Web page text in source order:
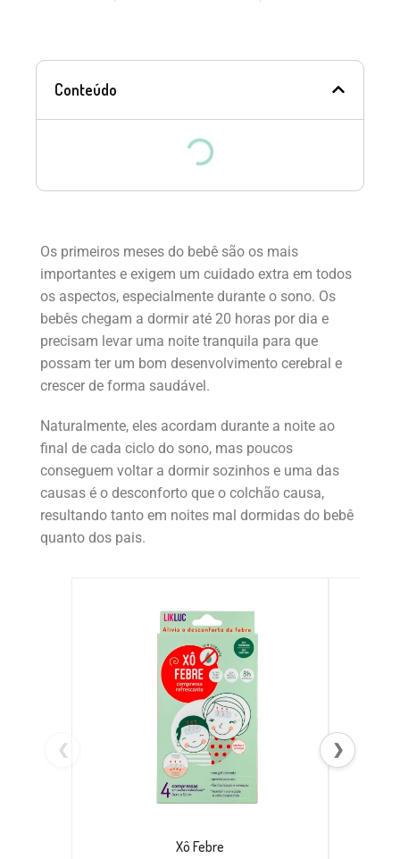
Conteúdo
Os primeiros meses do bebê são os mais
importantes e exigem um cuidado extra em todos
os aspectos, especialmente durante o sono. Os
bebês chegam a dormir até 20 horas por dia e
precisam levar uma noite tranquila para que
possam ter um bom desenvolvimento cerebral e
crescer de forma saudável.
Naturalmente, eles acordam durante a noite ao
final de cada ciclo do sono, mas poucos
conseguem voltar a dormir sozinhos e uma das
causas é o desconforto que o colchão causa,
resultando tanto em noites mal dormidas do bebê
quanto dos pais.
❮
Xô Febre
❯